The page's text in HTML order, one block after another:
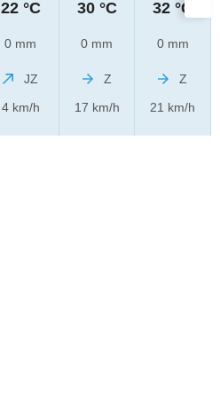
22 °C
0 mm
JZ
4 km/h
30 °C
0 mm
Z
17 km/h
32 °C
0 mm
Z
21 km/h